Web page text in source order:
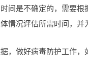
间是不确定的，需要
情况评估所需时间，并
，做好病毒防护工作